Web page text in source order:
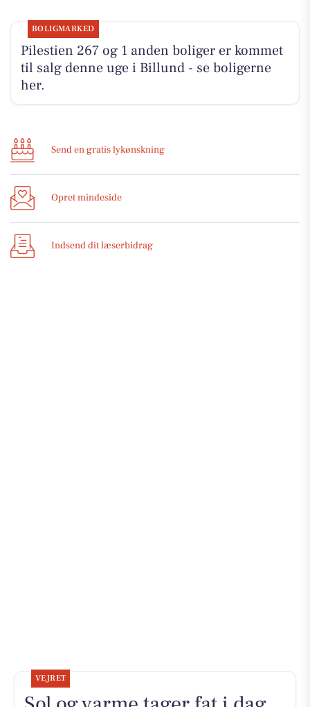
BOLIGMARKED
Pilestien 267 og 1 anden boliger er kommet
til salg denne uge i Billund - se boligerne
her.
Send en gratis lykønskning
Opret mindeside
Indsend dit læserbidrag
VEJRET